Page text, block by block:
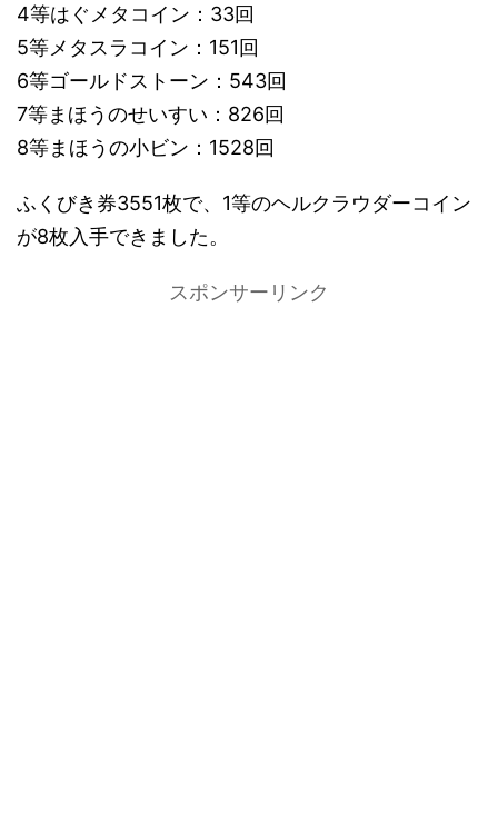
4等はぐメタコイン：33回
5等メタスラコイン：151回
6等ゴールドストーン：543回
7等まほうのせいすい：826回
8等まほうの小ビン：1528回
ふくびき券3551枚で、1等のヘルクラウダーコイン
が8枚入手できました。
スポンサーリンク